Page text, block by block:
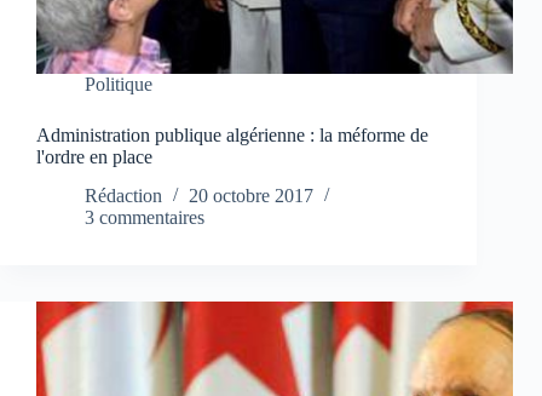
Politique
Administration publique algérienne : la méforme de
l'ordre en place
Rédaction
20 octobre 2017
3 commentaires